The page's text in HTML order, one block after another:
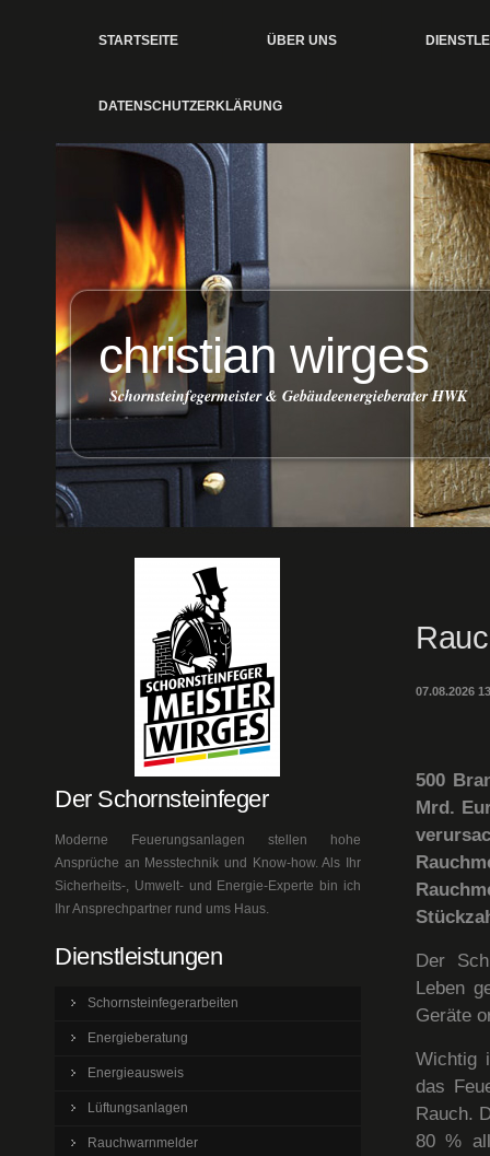
STARTSEITE ÜBER UNS
DATENSCHUTZERKLÄRUNG
christian wirges
Schornsteinfegermeister & Gebäudeenergieberater HWK
07.08.2026
500
Mrd.
Der
Leben
Geräte
Wichtig
das
Rauch.
80 %
Der Schornsteinfeger
Moderne Feuerungsanlagen stellen hohe
Ansprüche an Messtechnik und Know-how. Als Ihr
Sicherheits-, Umwelt- und Energie-Experte bin ich
Ihr Ansprechpartner rund ums Haus.
Dienstleistungen
Schornsteinfegerarbeiten
Energieberatung
Energieausweis
Lüftungsanlagen
Rauchwarnmelder